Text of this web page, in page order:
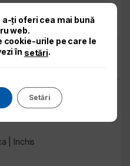
435
ne acum!
| Inchis
ți oferi cea mai bună
web.
cookie-urile pe care le
în setări.
Setări